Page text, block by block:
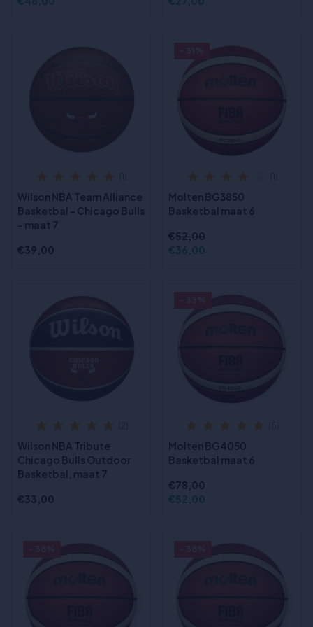
Wilson NBA Team Alliance
Basketbal - Chicago Bulls
- maat 7
€39,00
Molten BG3850
Basketbal maat 6
€52,00
€36,00
Wilson NBA Tribute
Chicago Bulls Outdoor
Basketbal, maat 7
€33,00
Molten BG4050
Basketbal maat 6
€78,00
€52,00